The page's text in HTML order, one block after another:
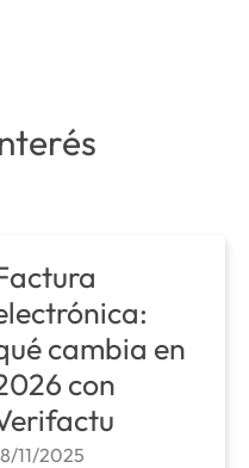
cambia en
con
11/2025